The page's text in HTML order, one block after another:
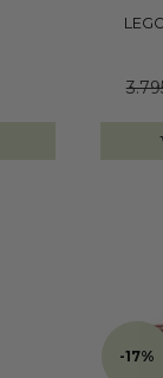
-17%